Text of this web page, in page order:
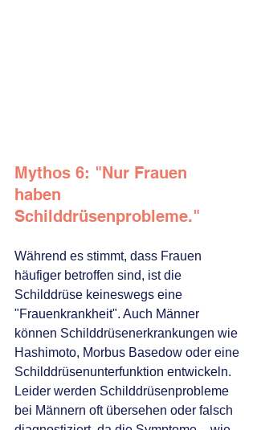
Mythos 6: "Nur Frauen
haben
Schilddrüsenprobleme."
Während es stimmt, dass Frauen
häufiger betroffen sind, ist die
Schilddrüse keineswegs eine
"Frauenkrankheit". Auch Männer
können Schilddrüsenerkrankungen wie
Hashimoto, Morbus Basedow oder eine
Schilddrüsenunterfunktion entwickeln.
Leider werden Schilddrüsenprobleme
bei Männern oft übersehen oder falsch